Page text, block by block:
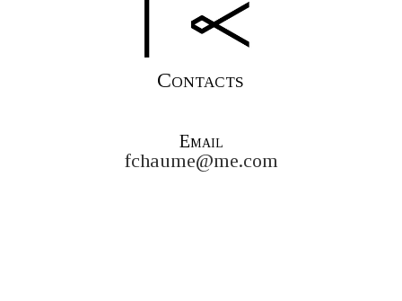
Contacts
Email
fchaume@me.com